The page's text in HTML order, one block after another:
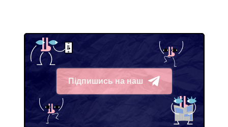
Підпишись на наш
Telegram